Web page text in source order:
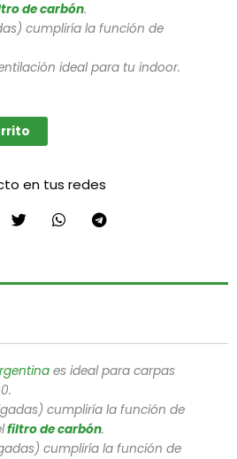
de carbón.
cumpliría la función de
ideal para tu indoor.
en tus redes
es ideal para carpas
cumpliría la función de
filtro de carbón.
cumpliría la función de